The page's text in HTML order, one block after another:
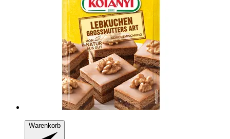
Warenkorb